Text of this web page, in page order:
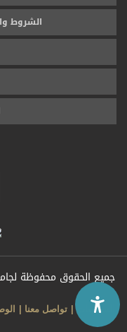
الشروط
جميع الحقوق محفوظة
السياسات تواصل معنا